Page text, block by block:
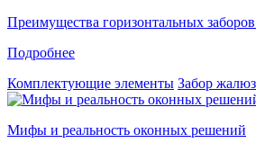
Преимущества горизонтальных
Подробнее
Комплектующие элементы Забор
Мифы и реальность оконных решений